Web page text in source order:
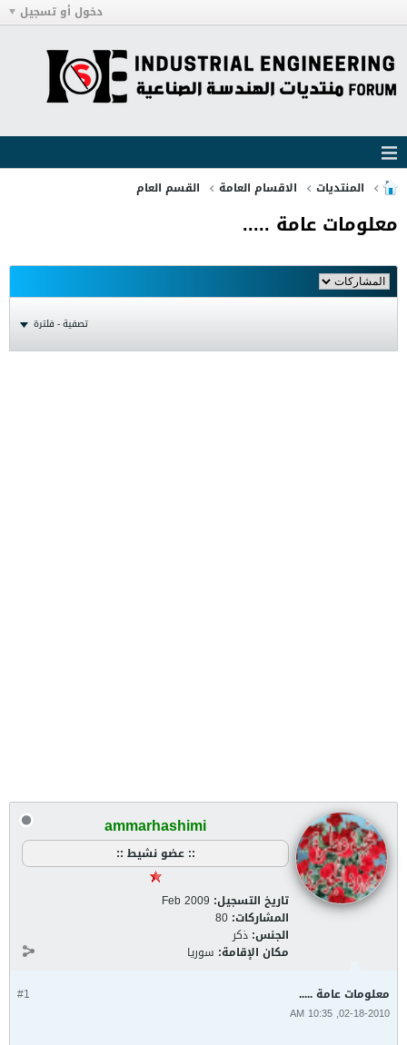
دخول أو تسجيل
المنتديات الاقسام العامة القسم العام
معلومات عامة .....
تصفية - فلترة
ammarhashimi
:: عضو نشيط ::
تاريخ التسجيل: Feb 2009
المشاركات: 80
الجنس: ذكر
مكان الإقامة: سوريا
#1 معلومات عامة .....
02-18-2010, 10:35 AM